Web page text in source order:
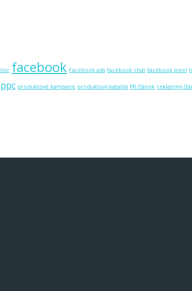
facebook Facebook ads facebook chat facebook pixel
ppc produktové kampane produktový katalóg PR článok reklamný